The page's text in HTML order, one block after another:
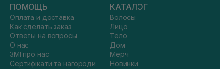
ПОМОЩЬ
Оплата и доставка
Как сделать заказ
Ответы на вопросы
О нас
ЗМІ про нас
Сертифікати та нагороди
КАТАЛОГ
Волосы
Лицо
Тело
Дом
Мерч
Новинки